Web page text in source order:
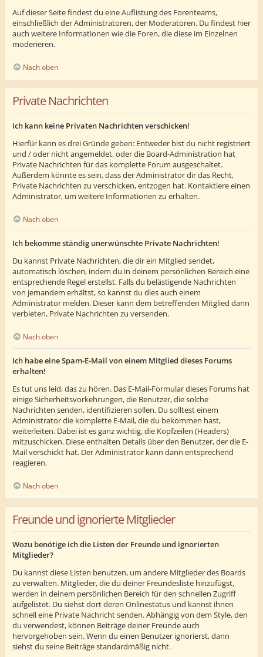
Auf dieser Seite findest du eine Auflistung des Forenteams,
einschließlich der Administratoren, der Moderatoren. Du findest hier
auch weitere Informationen wie die Foren, die diese im Einzelnen
moderieren.
Nach oben
Private Nachrichten
Ich kann keine Privaten Nachrichten verschicken!
Hierfür kann es drei Gründe geben: Entweder bist du nicht registriert
und / oder nicht angemeldet, oder die Board-Administration hat
Private Nachrichten für das komplette Forum ausgeschaltet.
Außerdem könnte es sein, dass der Administrator dir das Recht,
Private Nachrichten zu verschicken, entzogen hat. Kontaktiere einen
Administrator, um weitere Informationen zu erhalten.
Nach oben
Ich bekomme ständig unerwünschte Private Nachrichten!
Du kannst Private Nachrichten, die dir ein Mitglied sendet,
automatisch löschen, indem du in deinem persönlichen Bereich eine
entsprechende Regel erstellst. Falls du belästigende Nachrichten
von jemandem erhältst, so kannst du dies auch einem
Administrator melden. Dieser kann dem betreffenden Mitglied dann
verbieten, Private Nachrichten zu versenden.
Nach oben
Ich habe eine Spam-E-Mail von einem Mitglied dieses Forums
erhalten!
Es tut uns leid, das zu hören. Das E-Mail-Formular dieses Forums hat
einige Sicherheitsvorkehrungen, die Benutzer, die solche
Nachrichten senden, identifizieren sollen. Du solltest einem
Administrator die komplette E-Mail, die du bekommen hast,
weiterleiten. Dabei ist es ganz wichtig, die Kopfzeilen (Headers)
mitzuschicken. Diese enthalten Details über den Benutzer, der die E-
Mail verschickt hat. Der Administrator kann dann entsprechend
reagieren.
Nach oben
Freunde und ignorierte Mitglieder
Wozu benötige ich die Listen der Freunde und ignorierten
Mitglieder?
Du kannst diese Listen benutzen, um andere Mitglieder des Boards
zu verwalten. Mitglieder, die du deiner Freundesliste hinzufügst,
werden in deinem persönlichen Bereich für den schnellen Zugriff
aufgelistet. Du siehst dort deren Onlinestatus und kannst ihnen
schnell eine Private Nachricht senden. Abhängig von dem Style, den
du verwendest, können Beiträge deiner Freunde auch
hervorgehoben sein. Wenn du einen Benutzer ignorierst, dann
siehst du seine Beiträge standardmäßig nicht.